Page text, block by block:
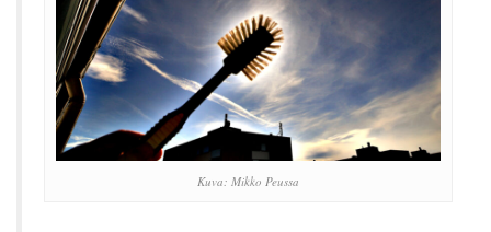
Kuva: Mikko Peussa